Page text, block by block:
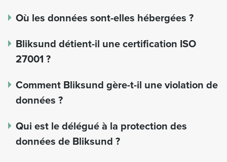
Où les données sont-elles hébergées ?
Bliksund détient-il une certification ISO
27001 ?
Comment Bliksund gère-t-il une violation de
données ?
Qui est le délégué à la protection des
données de Bliksund ?